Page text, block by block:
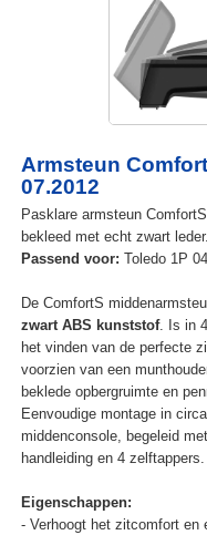
Armsteun
07.2012
Pasklare armsteun
bekleed met echt zwart leder.
Passend voor: Toledo 1P
De ComfortS
zwart ABS kunststof. Is in
het vinden van de perfecte
voorzien van een
beklede opbergruimte en
Eenvoudige montage in
middenconsole, begeleid
handleiding en 4 zelftappers.
Eigenschappen:
- Verhoogt het zitcomfort en